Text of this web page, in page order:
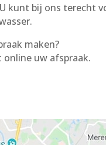
kunt bij ons terecht
maken?
online uw afspraak.